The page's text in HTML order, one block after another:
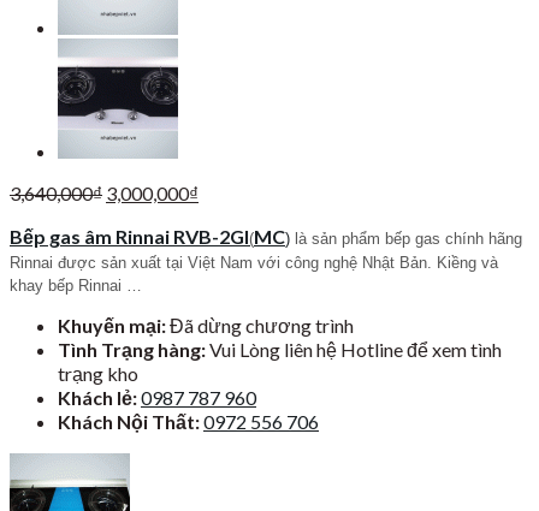
3,640,000₫ Giá
là:
3,640,000₫.
3,000,000₫
tại
là:
Bếp gas âm Rinnai RVB-2GI(MC) là sản phẩm bếp gas chính hãng
Rinnai được sản xuất tại Việt Nam với công nghệ Nhật Bản. Kiềng và
khay bếp Rinnai …
Khuyến mại:Đã dừng chương trình
Tình Trạng hàng:Vui Lòng liên hệ Hotline để xem tình
trạng kho
Khách lẻ:0987 787 960
Khách Nội Thất:0972 556 706